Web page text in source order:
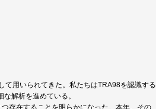
て用いられてきた。私たちはTRA98を認識する
解析を進めている。
存在することを明らかになった。本年、その